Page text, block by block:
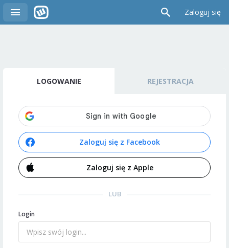
Zaloguj się
LOGOWANIE REJESTRACJA
Zaloguj się z Facebook
Zaloguj się z Apple
LUB
Login